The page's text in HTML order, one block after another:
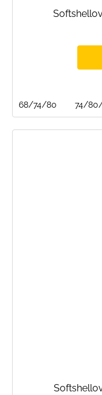
68/74/80 74/